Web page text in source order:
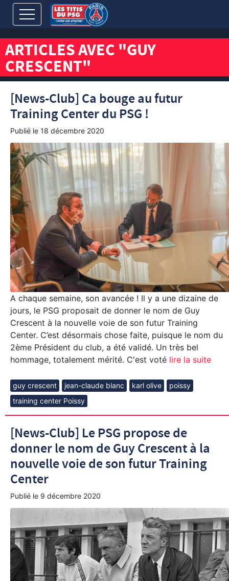
ARTICLES AVEC "GUY
CRESCENT"
[News-Club] Ca bouge au futur
Training Center du PSG !
Publié le 18 décembre 2020
A chaque semaine, son avancée ! Il y a une dizaine de
jours, le PSG proposait de donner le nom de Guy
Crescent à la nouvelle voie de son futur Training
Center. C’est désormais chose faite, puisque le nom du
2ème Président du club, a été validé. Un très bel
hommage, totalement mérité. C'est voté lire la suite
guy crescent jean-claude blanc karl olive
poissy
training center Poissy
[News-Club] Le PSG propose de
donner le nom de Guy Crescent à la
nouvelle voie de son futur Training
Center
Publié le 9 décembre 2020